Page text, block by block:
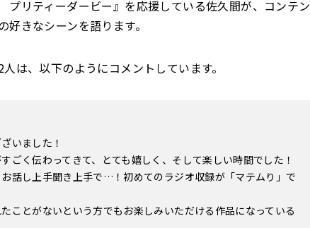
リティーダービー』を応援している佐久間が、コンテン
きなシーンを語ります。
は、以下のようにコメントしています。
いました！
ごく伝わってきて、とても嬉しく、そして楽しい時間でした！
話し上手聞き上手で…！初めてのラジオ収録が「マテムり」で
ことがないという方でもお楽しみいただける作品になっている